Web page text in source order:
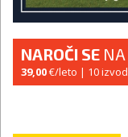
NAROČI SE NA
39,00€/leto | 10